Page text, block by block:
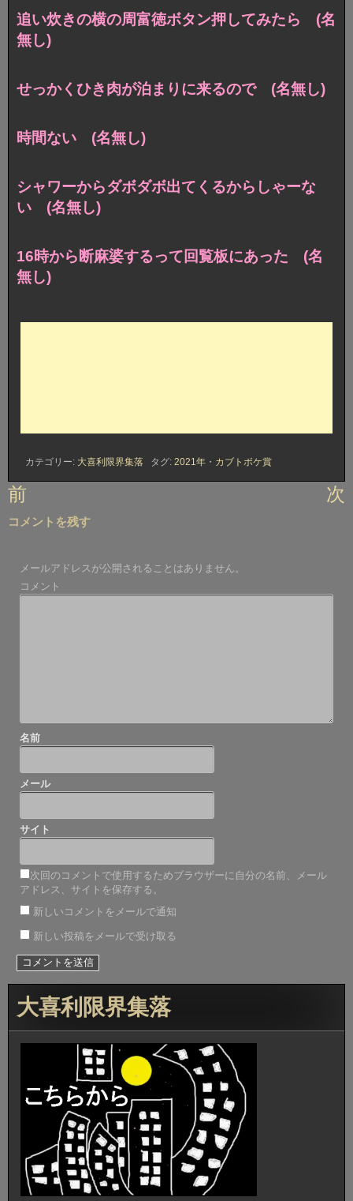
追い炊きの横の周富徳ボタン押してみたら (名
無し)
せっかくひき肉が泊まりに来るので (名無し)
時間ない (名無し)
シャワーからダボダボ出てくるからしゃーな
い (名無し)
16時から断麻婆するって回覧板にあった (名
無し)
カテゴリー: 大喜利限界集落 タグ: 2021年 ・ カブトボケ賞
投
ナ
ゲ
ー
前 次
コメントを残す
メールアドレスが公開されることはありません。
コメント
名前
メール
サイト
次回のコメントで使用するためブラウザーに自分の名前、メール
アドレス、サイトを保存する。
新しいコメントをメールで通知
新しい投稿をメールで受け取る
大喜利限界集落